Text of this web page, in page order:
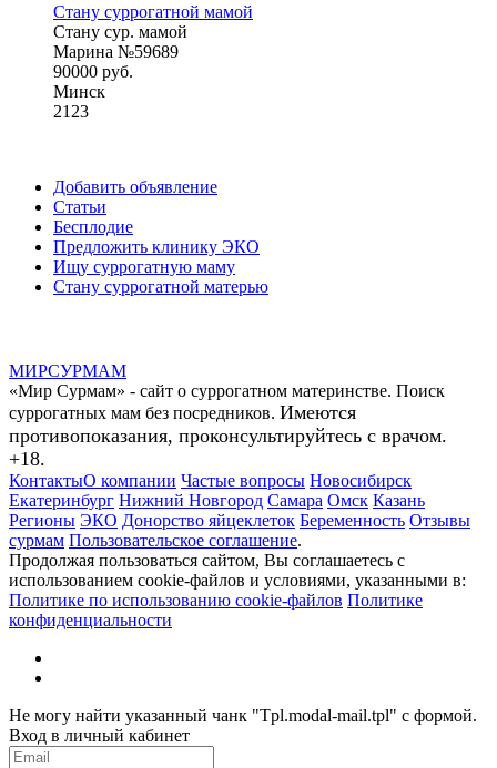
Стану суррогатной мамой
Стану сур. мамой
Марина №59689
90000 руб.
Минск
2123
Добавить объявление
Статьи
Бесплодие
Предложить клинику ЭКО
Ищу суррогатную маму
Стану суррогатной матерью
МИРСУРМАМ
«Мир Сурмам» - сайт о суррогатном материнстве. Поиск
суррогатных мам без посредников. Имеются
противопоказания, проконсультируйтесь с врачом.
+18.
КонтактыО компании Частые вопросы Новосибирск
Екатеринбург Нижний Новгород Самара Омск Казань
Регионы ЭКО Донорство яйцеклеток Беременность Отзывы
сурмам Пользовательское соглашение.
Продолжая пользоваться сайтом, Вы соглашаетесь с
использованием cookie-файлов и условиями, указанными в:
Политике по использованию cookie-файлов Политике
конфиденциальности
Не могу найти указанный чанк "Tpl.modal-mail.tpl" с формой.
Вход в личный кабинет